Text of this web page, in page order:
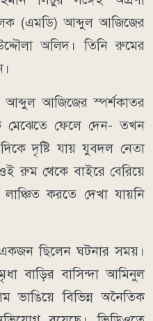
(এমডি) আব্দুল আজিজের
অলিদ। তিনি রুমের
আব্দুল আজিজের স্পর্শকাতর
মেঝেতে ফেলে দেন- তখন
দৃষ্টি যায় যুবদল নেতা
রুম থেকে বাইরে বেরিয়ে
করতে দেখা যায়নি
ছিলেন ঘটনার সময়।
বাড়ির বাসিন্দা আমিনুল
ভাঙিয়ে বিভিন্ন অনৈতিক